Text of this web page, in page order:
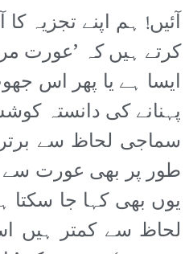
آئیں! ہم اپنے تجزیہ
کرتے ہیں کہ ’عورت
ایسا ہے یا پھر اس
پہنانے کی دانستہ
سماجی لحاظ سے
طور پر بھی عورت سے
یوں بھی کہا جا
لحاظ سے کمتر ہیں